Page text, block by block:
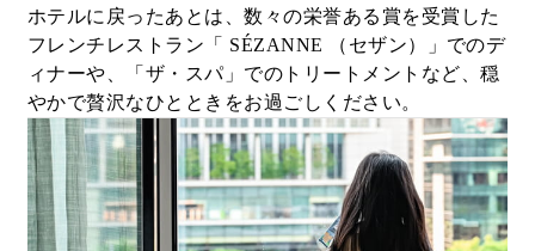
ホテルに戻ったあとは、数々の栄誉ある賞を受賞した
フレンチレストラン「 SÉZANNE （セザン）」でのデ
ィナーや、「ザ・スパ」でのトリートメントなど、穏
やかで贅沢なひとときをお過ごしください。